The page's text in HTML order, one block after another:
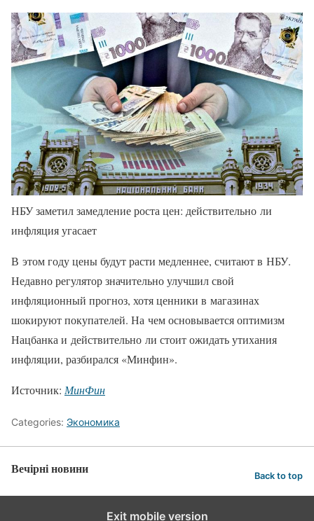
НБУ заметил замедление роста цен: действительно ли
инфляция угасает
В этом году цены будут расти медленнее, считают в НБУ.
Недавно регулятор значительно улучшил свой
инфляционный прогноз, хотя ценники в магазинах
шокируют покупателей. На чем основывается оптимизм
Нацбанка и действительно ли стоит ожидать утихания
инфляции, разбирался «Минфин».
Источник: МинФин
Categories: Экономика
Вечірні новини Back to top
Exit mobile version